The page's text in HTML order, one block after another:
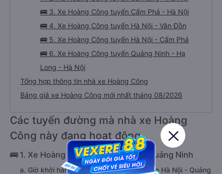
🚌 3. Xe Hoàng Công tuyến Cẩm Phả - Hà Nội
🚌 4. Xe Hoàng Công tuyến Hà Nội - Vân Đồn
🚌 5. Xe Hoàng Công tuyến Hà Nội - Cẩm Phả
🚌 6. Xe Hoàng Công tuyến Quảng Ninh - Hạ
Long - Hà Nội
Tổng hợp thông tin nhà xe Hoàng Công
Bảng giá xe Hoàng Công mới nhất tháng 08/2026
Các tuyến đường mà nhà xe Hoàng
Công này đang hoạt động
🚌 1. Xe Hoàng Công tuyến Hà Nội - Quảng Ninh
a. Giờ khởi hành của xe Hoàng Công tuyến Hà Nội - Quảng